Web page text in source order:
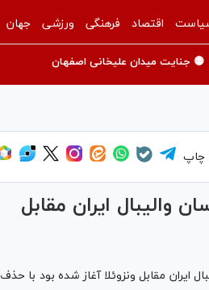
اقتصاد فرهنگی ورزشی جهان
🟡 جنایت میدان علیخانی اصفهان
چاپ
والیبال ایران مقابل
تیم ملی والیبال ایران مقابل ونزوئلا آغاز شده بود با حذف